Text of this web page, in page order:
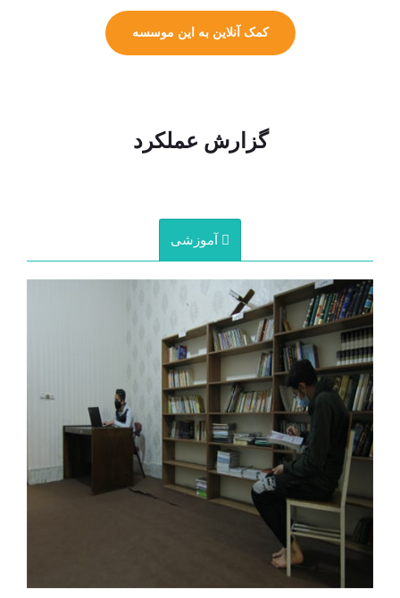
کمک آنلاین به این موسسه
گزارش عملکرد
آموزشی